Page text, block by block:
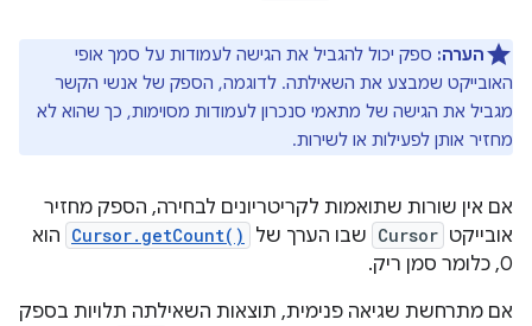
הערה: ספק יכול להגביל את הגישה לעמודות על סמך אופי
האובייקט שמבצע את השאילתה. לדוגמה, הספק של אנשי הקשר
מגביל את הגישה של מתאמי סנכרון לעמודות מסוימות, כך שהוא לא
מחזיר אותן לפעילות או לשירות.
אם אין שורות שתואמות לקריטריונים לבחירה, הספק מחזיר
אובייקט Cursor שבו הערך של Cursor.getCount() הוא
0, כלומר סמן ריק.
אם מתרחשת שגיאה פנימית, תוצאות השאילתה תלויות בספק